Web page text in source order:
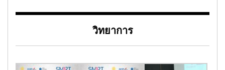
วิทยาการ